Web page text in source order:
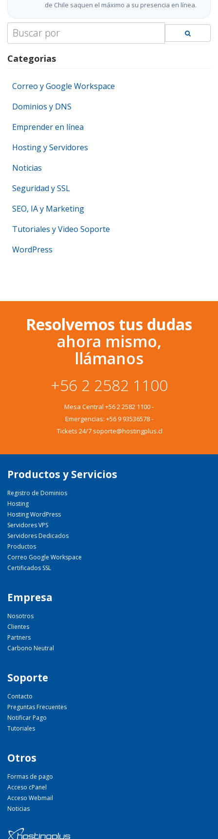
de Chile saquen el máximo a su presencia en línea.
Search
for:
Categorias
Correo y Google Workspace
Dominios y DNS
Emprender en línea
Hosting y Servidores
Noticias
Seguridad y SSL
SEO, IA y Marketing
Tutoriales y Video Soporte
WordPress
Resolvemos tus dudas
ahora mismo,
llámanos
+56 2 2582 1100
Mesa Central +56 2 2582 1100-
Emergencias: +56 9 93536578-
Tickets 24/7 soporte@hostingplus.cl
Productos y Servicios
Registro de Dominios
Hosting
Hosting WordPress
Servidores VPS
Servidores Dedicados
Productos
Correo Google Workspace
Certificados SSL
Empresa
Nosotros
Clientes
Partners
Carbono Neutral
Soporte
Contacto
Preguntas Frecuentes
Notificar Pago
Tutoriales
Otros
Formas de pago
Acceso cPanel
Acceso Webmail
Noticias